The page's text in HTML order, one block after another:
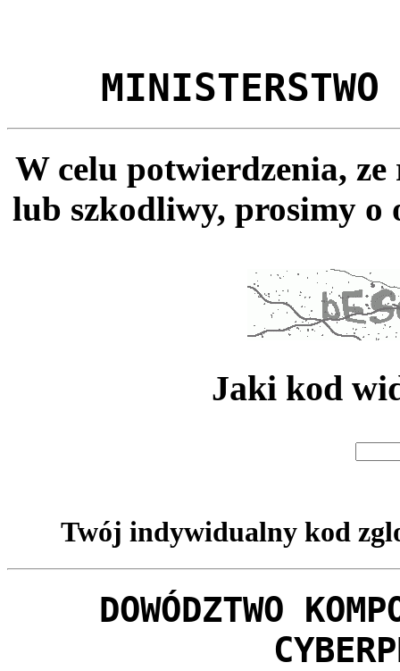
MINISTERSTWO
W celu potwierdzenia,
lub szkodliwy, prosimy o
Jaki kod
Twój indywidualny kod
DOWÓDZTWO